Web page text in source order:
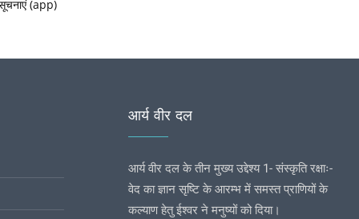
(app)
आर्य वीर दल
आर्य वीर दल के तीन मुख्य उद्देश्य 1- संस्कृति रक्षाः-
वेद का ज्ञान सृष्टि के आरम्भ में समस्त प्राणियों के
कल्याण हेतु ईश्वर ने मनुष्यों को दिया।